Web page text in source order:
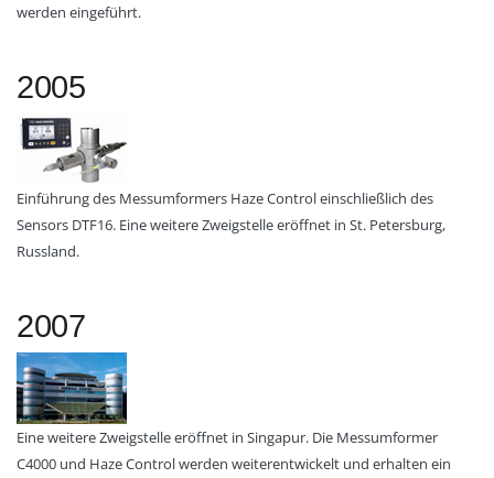
werden eingeführt.
2005
Einführung des Messumformers Haze Control einschließlich des
Sensors DTF16. Eine weitere Zweigstelle eröffnet in St. Petersburg,
Russland.
2007
Eine weitere Zweigstelle eröffnet in Singapur. Die Messumformer
C4000 und Haze Control werden weiterentwickelt und erhalten ein